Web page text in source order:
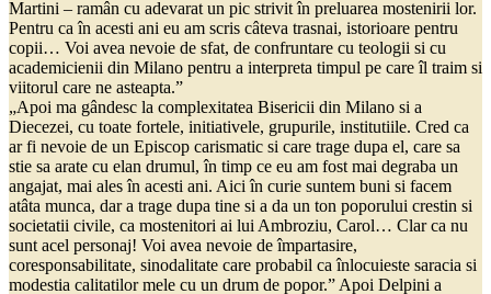
Martini – ramân cu adevarat un pic strivit în preluarea mostenirii lor.
Pentru ca în acesti ani eu am scris câteva trasnai, istorioare pentru
copii… Voi avea nevoie de sfat, de confruntare cu teologii si cu
academicienii din Milano pentru a interpreta timpul pe care îl traim si
viitorul care ne asteapta.”
„Apoi ma gândesc la complexitatea Bisericii din Milano si a
Diecezei, cu toate fortele, initiativele, grupurile, institutiile. Cred ca
ar fi nevoie de un Episcop carismatic si care trage dupa el, care sa
stie sa arate cu elan drumul, în timp ce eu am fost mai degraba un
angajat, mai ales în acesti ani. Aici în curie suntem buni si facem
atâta munca, dar a trage dupa tine si a da un ton poporului crestin si
societatii civile, ca mostenitori ai lui Ambroziu, Carol… Clar ca nu
sunt acel personaj! Voi avea nevoie de împartasire,
coresponsabilitate, sinodalitate care probabil ca înlocuieste saracia si
modestia calitatilor mele cu un drum de popor.” Apoi Delpini a